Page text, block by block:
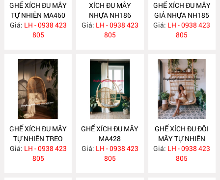
GHẾ XÍCH ĐU MÂY
TỰ NHIÊN MA460
Giá: LH - 0938 423
805
XÍCH ĐU MÂY
NHỰA NH186
Giá: LH - 0938 423
805
GHẾ XÍCH ĐU MÂY
GIẢ NHỰA NH185
Giá: LH - 0938 423
805
GHẾ XÍCH ĐU MÂY
TỰ NHIÊN TREO
TRẦN NHÀ MA451
Giá: LH - 0938 423
805
GHẾ XÍCH ĐU MÂY
MA428
Giá: LH - 0938 423
805
GHẾ XÍCH ĐU ĐÔI
MÂY TỰ NHIÊN
TREO TRẦN NHÀ
MA420
Giá: LH - 0938 423
805